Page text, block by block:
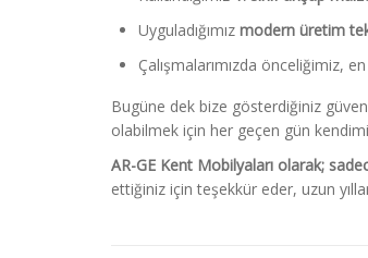
Uyguladığımız modern üretim
Çalışmalarımızda önceliğimiz,
Bugüne dek bize gösterdiğiniz
olabilmek için her geçen gün
AR-GE Kent Mobilyaları olarak;
ettiğiniz için teşekkür eder, uzun